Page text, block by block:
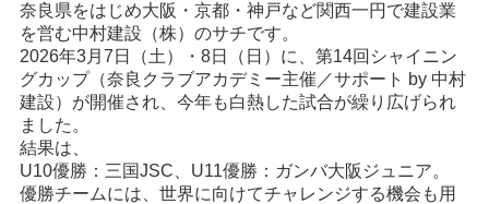
奈良県をはじめ大阪・京都・神戸など関西一円で建設業
を営む中村建設（株）のサチです。
2026年3月7日（土）・8日（日）に、第14回シャイニン
グカップ（奈良クラブアカデミー主催／サポート by 中村
建設）が開催され、今年も白熱した試合が繰り広げられ
ました。
結果は、
U10優勝：三国JSC
U11優勝：ガンバ大阪ジュニア。
優勝チームには、世界に向けてチャレンジする機会も用